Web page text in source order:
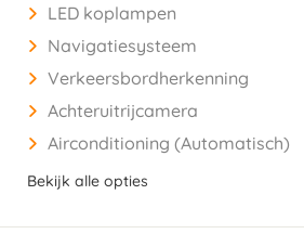
LED koplampen
Navigatiesysteem
Verkeersbordherkenning
Achteruitrijcamera
Airconditioning (Automatisch)
Bekijk alle opties